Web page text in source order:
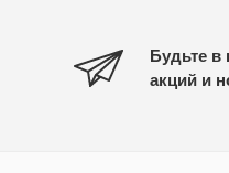
Будьте в
акций и